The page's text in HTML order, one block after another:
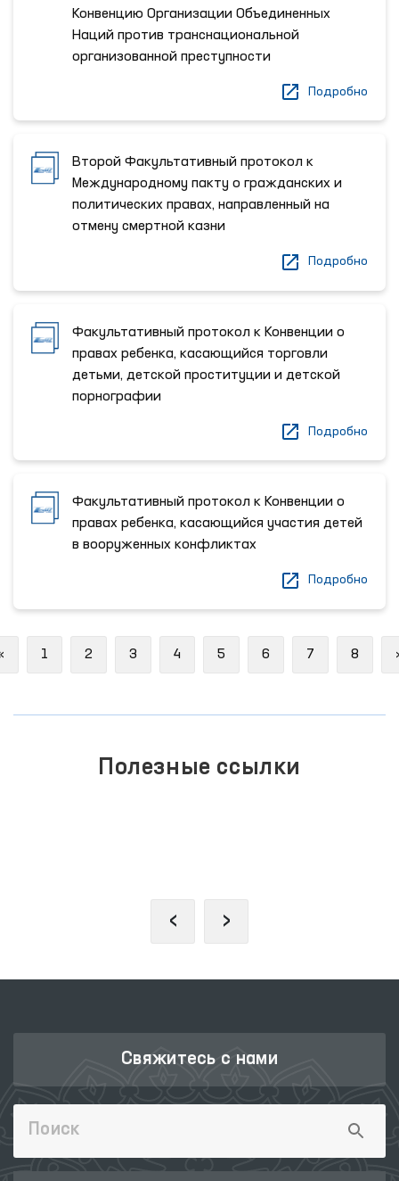
Конвенцию Организации Объединенных
Наций против транснациональной
организованной преступности
Подробно
Второй Факультативный протокол к
Международному пакту о гражданских и
политических правах, направленный на
отмену смертной казни
Подробно
Факультативный протокол к Конвенции о
правах ребенка, касающийся торговли
детьми, детской проституции и детской
порнографии
Подробно
Факультативный протокол к Конвенции о
правах ребенка, касающийся участия детей
в вооруженных конфликтах
Подробно
Previous
1 2 3 4 5 6 7 8
Полезные ссылки
‹ ›
Свяжитесь с нами